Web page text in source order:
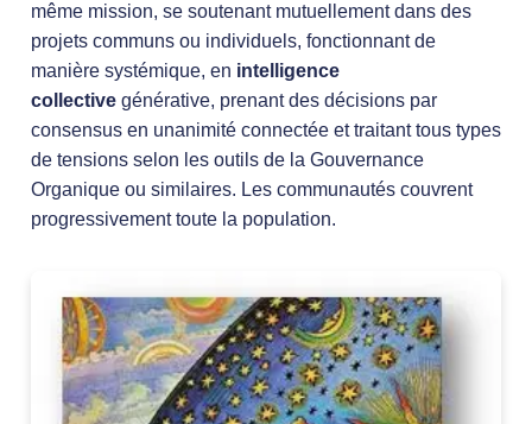
même mission, se soutenant mutuellement dans des
projets communs ou individuels, fonctionnant de
manière systémique, en intelligence
collective générative, prenant des décisions par
consensus en unanimité connectée et traitant tous types
de tensions selon les outils de la Gouvernance
Organique ou similaires. Les communautés couvrent
progressivement toute la population.